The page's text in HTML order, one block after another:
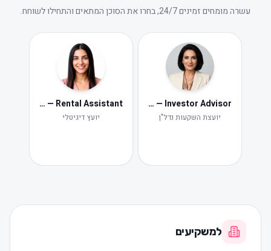
עשרה מומחים זמינים 24/7, בחרו את הסוכן המתאים והתחילו לשוחח.
Iris — Investor Advisor
יועצת השקעות נדל"ן
Neta — Rental Assistant
יועץ דיגיטלי
למשקיעים